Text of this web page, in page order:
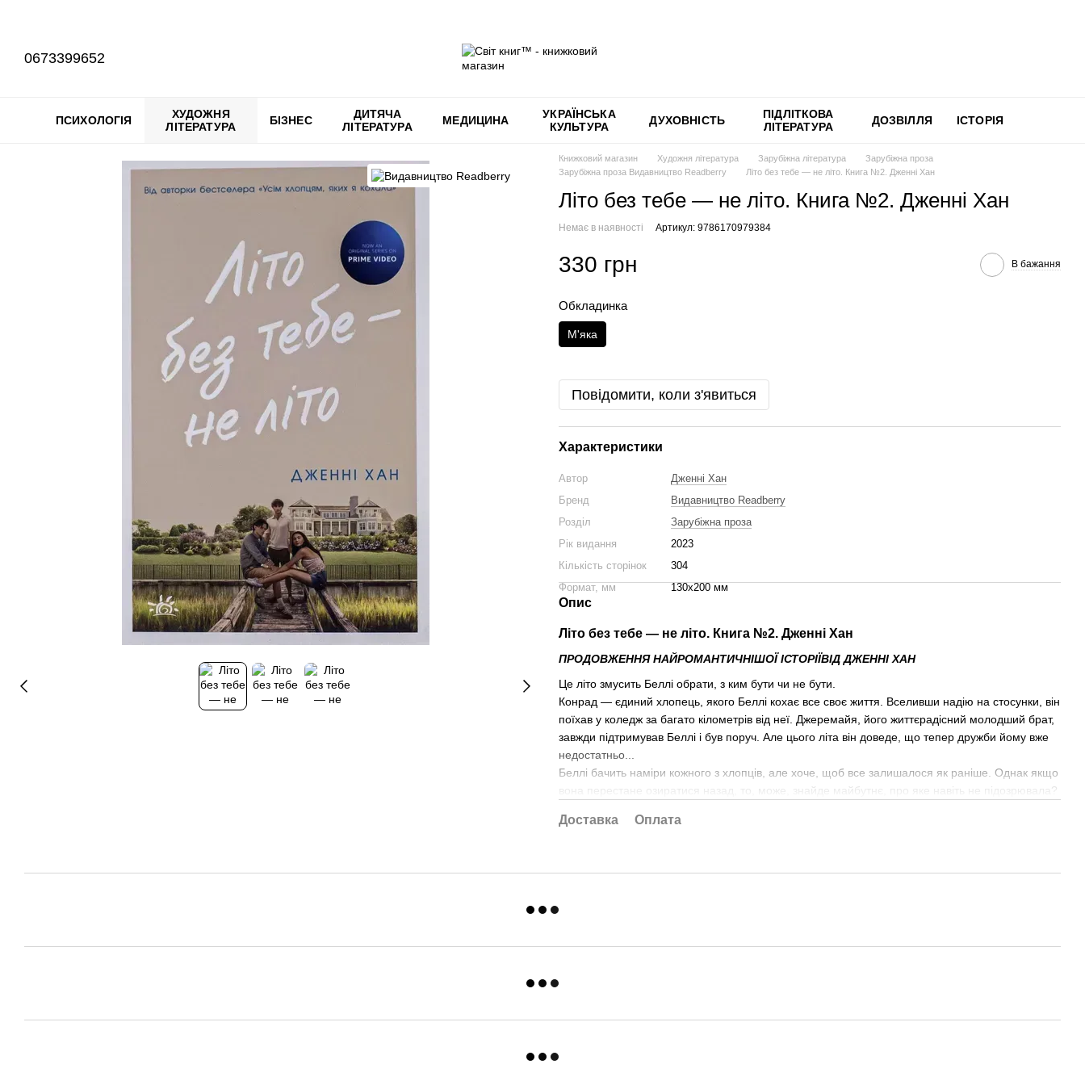
0673399652
ПСИХОЛОГІЯ
ХУДОЖНЯ
ЛІТЕРАТУРА
БІЗНЕС
ДИТЯЧА
ЛІТЕРАТУРА
МЕДИЦИНА
УКРАЇНСЬКА
КУЛЬТУРА
ДУХОВНІСТЬ
ПІДЛІТКОВА
ЛІТЕРАТУРА
ДОЗВІЛЛЯ ІСТОРІЯ
Книжковий магазин Художня література Зарубіжна література
Зарубіжна проза
Зарубіжна проза Видавництво Readberry
Літо без тебе — не літо. Книга №2. Дженні Хан
Літо без тебе — не літо. Книга №2. Дженні Хан
Немає в наявності Артикул: 9786170979384
330 грн В бажання
Обкладинка
М'яка
Повідомити, коли з'явиться
Характеристики
Автор
Дженні Хан
Бренд
Видавництво Readberry
Розділ
Зарубіжна проза
Рік видання
2023
Кількість сторінок
304
Формат, мм
130х200 мм
Опис
Літо без тебе — не літо. Книга №2. Дженні Хан
ПРОДОВЖЕННЯ НАЙРОМАНТИЧНІШОЇ ІСТОРІЇВІД ДЖЕННІ ХАН
Це літо змусить Беллі обрати, з ким бути чи не бути.
Конрад — єдиний хлопець, якого Беллі кохає все своє життя. Вселивши надію на стосунки, він
поїхав у коледж за багато кілометрів від неї. Джеремайя, його життєрадісний молодший брат,
завжди підтримував Беллі і був поруч. Але цього літа він доведе, що тепер дружби йому вже
недостатньо...
Беллі бачить наміри кожного з хлопців, але хоче, щоб все залишалося як раніше. Однак якщо
вона перестане озиратися назад, то, може, знайде майбутнє, про яке навіть не підозрювала?
Доставка Оплата